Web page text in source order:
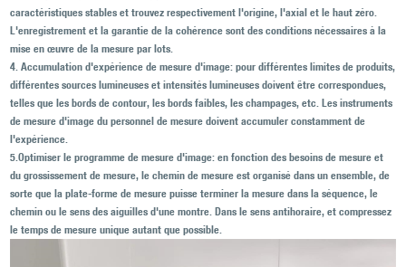
caractéristiques stables et trouvez respectivement l'origine, l'axial et le haut zéro.
L'enregistrement et la garantie de la cohérence sont des conditions nécessaires à la
mise en œuvre de la mesure par lots.
4. Accumulation d'expérience de mesure d'image: pour différentes limites de produits,
différentes sources lumineuses et intensités lumineuses doivent être correspondues,
telles que les bords de contour, les bords faibles, les champages, etc. Les instruments
de mesure d'image du personnel de mesure doivent accumuler constamment de
l'expérience.
5.Optimiser le programme de mesure d'image: en fonction des besoins de mesure et
du grossissement de mesure, le chemin de mesure est organisé dans un ensemble, de
sorte que la plate-forme de mesure puisse terminer la mesure dans la séquence, le
chemin ou le sens des aiguilles d'une montre. Dans le sens antihoraire, et compressez
le temps de mesure unique autant que possible.